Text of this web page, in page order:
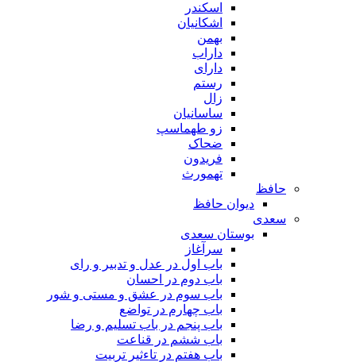
اسکندر
اشکانیان
بهمن
داراب
دارای
رستم
زال
ساسانیان
زو طهماسپ‏
ضحاک
فریدون
تهمورث
حافظ
دیوان حافظ
سعدی
بوستان سعدی
سرآغاز
باب اول در عدل و تدبیر و رای
باب دوم در احسان
باب سوم در عشق و مستی و شور
باب چهارم در تواضع
باب پنجم در باب تسلیم و رضا
باب ششم در قناعت
باب هفتم در تاءثیر تربیت